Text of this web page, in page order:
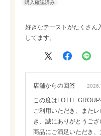
好きなテーストがたくさん
してます。
店舗からの回答
この度はLOTTE
ご利用いただき、また
き、誠にありがとうござ
商品にご満足いただき、